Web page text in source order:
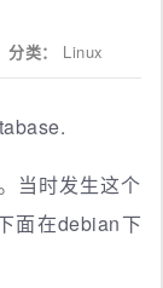
分类： Linux
当时发生这个
面在debian下